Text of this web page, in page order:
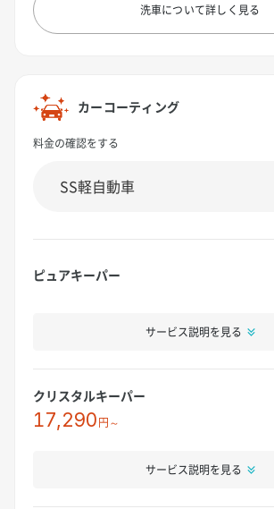
洗車について詳しく見る
カーコーティング
料金の確認をする
ピュアキーパー
サービス説明を見る
クリスタルキーパー
17,290円～
サービス説明を見る